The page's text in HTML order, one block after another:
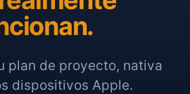
plan de proyecto, nativa
dispositivos Apple.